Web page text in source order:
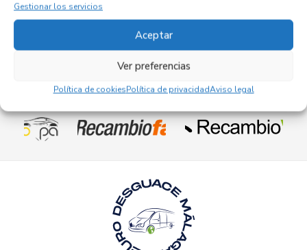
Gestionar los servicios
Aceptar
Ver preferencias
Política de cookiesPolítica de privacidadAviso legal
102,95€ (IVA no incluído)
Empresas colaboradoras